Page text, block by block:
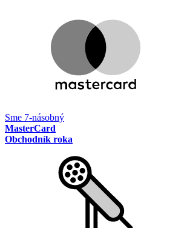
Sme 7-násobný
MasterCard
Obchodník roka